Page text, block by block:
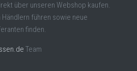
über unseren Webshop kaufen.
führen sowie neue
finden.
Team